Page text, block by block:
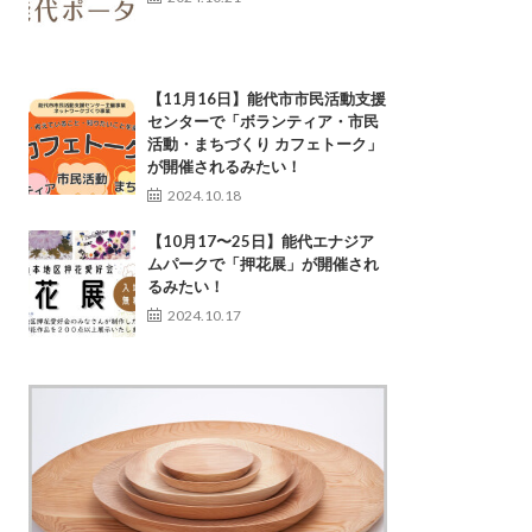
【11月16日】能代市市民活動支援
センターで「ボランティア・市民
活動・まちづくり カフェトーク」
が開催されるみたい！
2024.10.18
【10月17〜25日】能代エナジア
ムパークで「押花展」が開催され
るみたい！
2024.10.17